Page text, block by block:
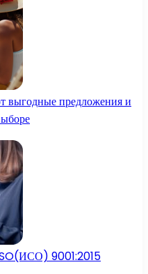
выгодные предложения и
9001:2015